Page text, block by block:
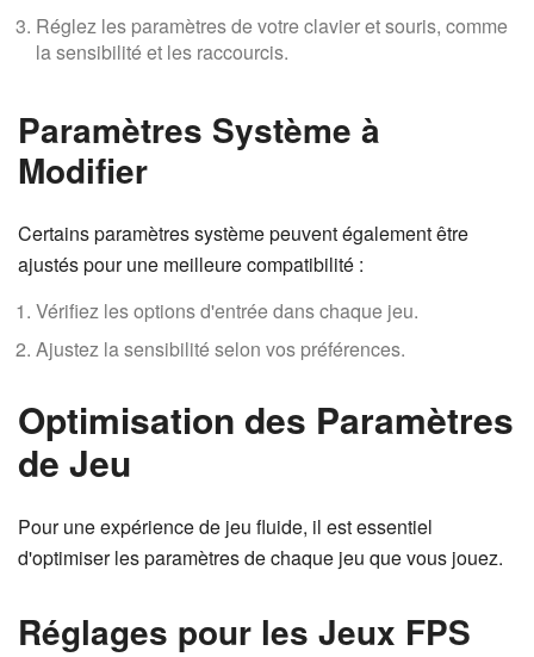
Réglez les paramètres de votre clavier et souris, comme
la sensibilité et les raccourcis.
Paramètres Système à
Modifier
Certains paramètres système peuvent également être
ajustés pour une meilleure compatibilité :
Vérifiez les options d'entrée dans chaque jeu.
Ajustez la sensibilité selon vos préférences.
Optimisation des Paramètres
de Jeu
Pour une expérience de jeu fluide, il est essentiel
d'optimiser les paramètres de chaque jeu que vous jouez.
Réglages pour les Jeux FPS